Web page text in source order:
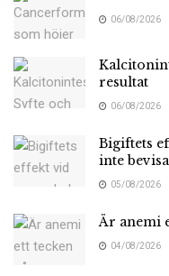
06/08/2026
resultat
06/08/2026
Bigiftets
inte
05/08/2026
Är anemi
04/08/2026